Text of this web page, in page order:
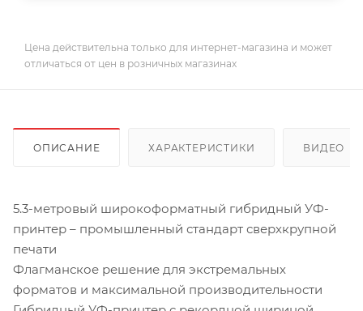
Цена действительна только для интернет-магазина и может
отличаться от цен в розничных магазинах
ОПИСАНИЕ ХАРАКТЕРИСТИКИ ВИДЕО
5.3-метровый широкоформатный гибридный УФ-
принтер – промышленный стандарт сверхкрупной
печати
Флагманское решение для экстремальных
форматов и максимальной производительности